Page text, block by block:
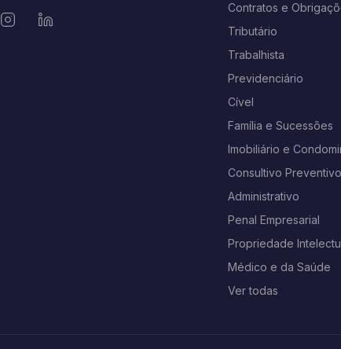
Contratos e
Tributário
Trabalhista
Previdenciário
Cível
Família e Sucessões
Imobiliário e
Consultivo Preventivo
Administrativo
Penal Empresarial
Propriedade
Médico e da Saúde
Ver todas